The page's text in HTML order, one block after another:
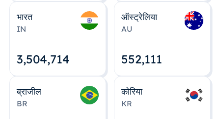
भारत
IN
3,504,715
ऑस्ट्रेलिया
AU
552,112
ब्राजील
BR
कोरिया
KR